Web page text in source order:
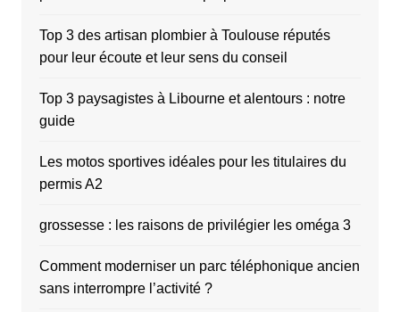
Top 3 des artisan plombier à Toulouse réputés
pour leur écoute et leur sens du conseil
Top 3 paysagistes à Libourne et alentours : notre
guide
Les motos sportives idéales pour les titulaires du
permis A2
grossesse : les raisons de privilégier les oméga 3
Comment moderniser un parc téléphonique ancien
sans interrompre l’activité ?